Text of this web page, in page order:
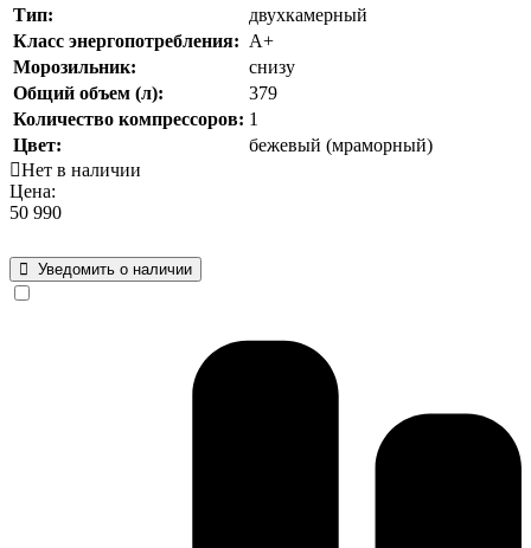
Тип:
двухкамерный
Класс энергопотребления: А+
Морозильник:
снизу
Общий объем (л):
379
Количество компрессоров: 1
Цвет:
бежевый (мраморный)
Нет в наличии
Цена:
50 990
Уведомить о наличии